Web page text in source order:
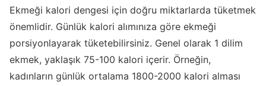
Ekmeği kalori dengesi için doğru miktarlarda tüketmek
önemlidir. Günlük kalori alımınıza göre ekmeği
porsiyonlayarak tüketebilirsiniz. Genel olarak 1 dilim
ekmek, yaklaşık 75-100 kalori içerir. Örneğin,
kadınların günlük ortalama 1800-2000 kalori alması